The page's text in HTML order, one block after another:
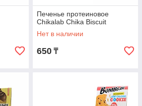
Печенье протеиновое
Chikalab Chika Biscuit
Нет в наличии
650 ₸